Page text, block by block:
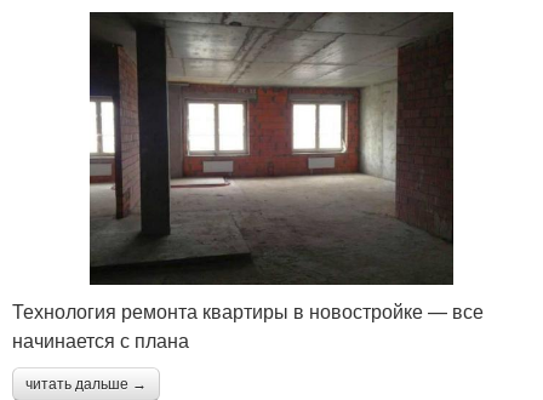
Технология ремонта квартиры в новостройке — все
начинается с плана
читать дальше →